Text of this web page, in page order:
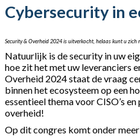
Cybersecurity in
Security & Overheid 2024 is uitverkocht, helaas kunt u zich
Natuurlijk is de security in uw
hoe zit het met uw leveranciers
Overheid 2024 staat de vraag
binnen het ecosysteem op een
essentieel thema voor CISO’s
overheid!
Op dit congres komt onder meer